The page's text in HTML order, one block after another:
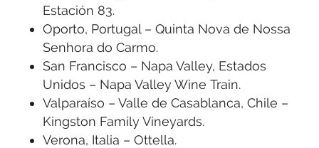
Estación 83.
Oporto, Portugal – Quinta Nova de Nossa
Senhora do Carmo.
San Francisco – Napa Valley, Estados
Unidos – Napa Valley Wine Train.
Valparaíso – Valle de Casablanca, Chile –
Kingston Family Vineyards.
Verona, Italia – Ottella.